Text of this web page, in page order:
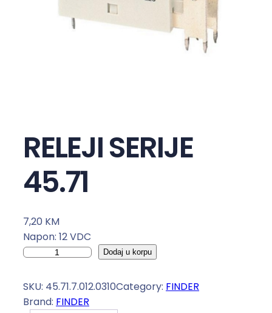
RELEJI SERIJE
45.71
7,20 KM
Napon: 12 VDC
R
L
E
Dodaj u korpu
SKU: 45.71.7.012.0310Category: FINDER
Brand: FINDER